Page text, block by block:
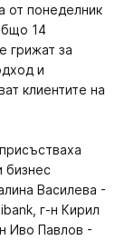
от понеделник
14
грижат за
и
клиентите на
бизнес
Василева -
г-н Кирил
Иво Павлов -